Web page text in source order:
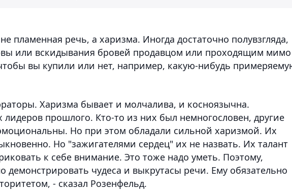
пламенная речь, а харизма. Иногда достаточно полувзгляда,
или вскидывания бровей продавцом или проходящим мимо
вы купили или нет, например, какую-нибудь
Харизма бывает и молчалива, и косноязычна.
прошлого. Кто-то из них был немногословен, другие
Но при этом обладали сильной харизмой. Их
Но "зажигателями сердец" их не назвать. Их талант
к себе внимание. Это тоже надо уметь. Поэтому,
демонстрировать чудеса и выкрутасы речи. Ему обязательно
- сказал Розенфельд.